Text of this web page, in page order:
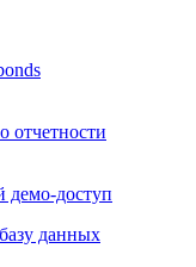
отчетности
демо-доступ
данных